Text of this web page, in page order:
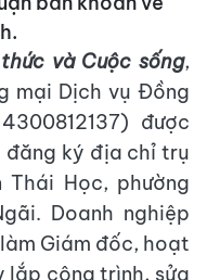
và Cuộc sống,
mại Dịch vụ Đồng
được
đăng ký địa chỉ trụ
Thái Học, phường
Doanh nghiệp
Giám đốc, hoạt
lắp công trình, sửa